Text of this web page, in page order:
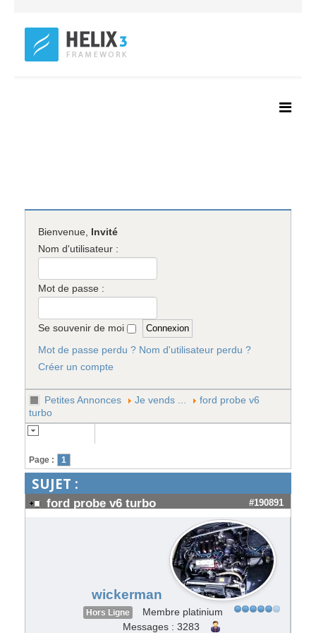
Bienvenue, Invité
Nom d'utilisateur :
Mot de passe :
Se souvenir de moi
Mot de passe perdu ? Nom d'utilisateur perdu ?
Créer un compte
Petites Annonces Je vends ...
ford probe v6
turbo
Page : 1
SUJET :
ford probe v6 turbo #190891
wickerman
Hors Ligne
Membre platinium
Messages : 3283